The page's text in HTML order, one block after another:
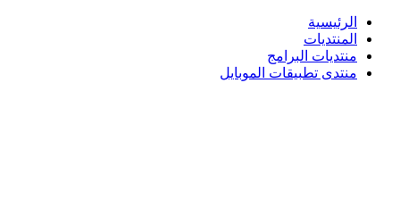
الرئيسية
المنتديات
منتديات البرامج
منتدى تطبيقات الموبايل